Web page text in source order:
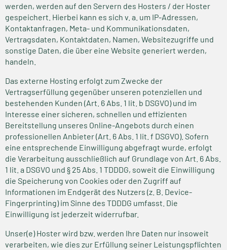
werden, werden auf den Servern des Hosters / der Hoster
gespeichert. Hierbei kann es sich v. a. um IP-Adressen,
Kontaktanfragen, Meta- und Kommunikationsdaten,
Vertragsdaten, Kontaktdaten, Namen, Websitezugriffe und
sonstige Daten, die über eine Website generiert werden,
handeln.
Das externe Hosting erfolgt zum Zwecke der
Vertragserfüllung gegenüber unseren potenziellen und
bestehenden Kunden (Art. 6 Abs. 1 lit. b DSGVO) und im
Interesse einer sicheren, schnellen und effizienten
Bereitstellung unseres Online-Angebots durch einen
professionellen Anbieter (Art. 6 Abs. 1 lit. f DSGVO). Sofern
eine entsprechende Einwilligung abgefragt wurde, erfolgt
die Verarbeitung ausschließlich auf Grundlage von Art. 6 Abs.
1 lit. a DSGVO und § 25 Abs. 1 TDDDG, soweit die Einwilligung
die Speicherung von Cookies oder den Zugriff auf
Informationen im Endgerät des Nutzers (z. B. Device-
Fingerprinting) im Sinne des TDDDG umfasst. Die
Einwilligung ist jederzeit widerrufbar.
Unser(e) Hoster wird bzw. werden Ihre Daten nur insoweit
verarbeiten, wie dies zur Erfüllung seiner Leistungspflichten